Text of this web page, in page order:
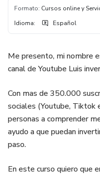
Formato: Cursos online y
Idioma: Español
Me presento, mi nombre
canal de Youtube Luis
Con mas de 350.000
sociales (Youtube, Tiktok
personas a comprender
ayudo a que puedan
paso.
En este curso quiero que